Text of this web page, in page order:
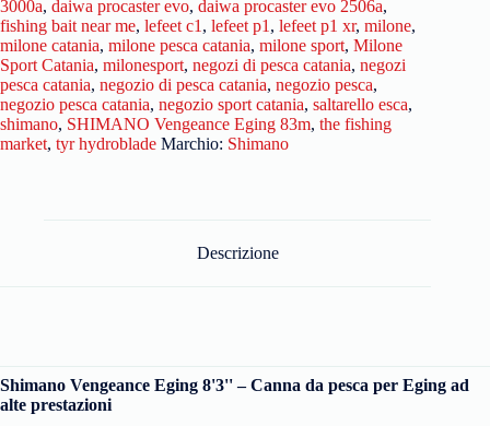
3000a, daiwa procaster evo, daiwa procaster evo 2506a,
fishing bait near me, lefeet c1 , lefeet p1 , lefeet p1 xr, milone,
milone catania, milone pesca catania, milone sport, Milone
Sport Catania, milonesport, negozi di pesca catania, negozi
pesca catania, negozio di pesca catania, negozio pesca,
negozio pesca catania, negozio sport catania, saltarello esca,
shimano, SHIMANO Vengeance Eging 83m, the fishing
market, tyr hydroblade Marchio: Shimano
Descrizione
Shimano Vengeance Eging 8'3'' – Canna da pesca per Eging ad
alte prestazioni